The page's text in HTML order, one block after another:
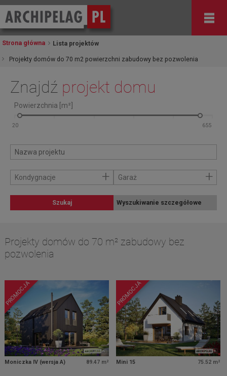
Strona główna Lista projektów
Projekty domów do 70 m2 powierzchni zabudowy bez pozwolenia
Znajdź projekt domu
Powierzchnia [m²]
Kondygnacje + Garaż +
Szukaj Wyszukiwanie szczegółowe
Projekty domów do 70 m² zabudowy bez
pozwolenia
PROMOCJA
Moniczka IV (wersja A) 89.47 m²
PROMOCJA
Mini 15 75.52 m²